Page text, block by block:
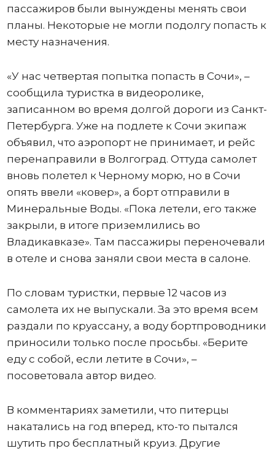
пассажиров были вынуждены менять свои
планы. Некоторые не могли подолгу попасть к
месту назначения.
«У нас четвертая попытка попасть в Сочи», –
сообщила туристка в видеоролике,
записанном во время долгой дороги из Санкт-
Петербурга. Уже на подлете к Сочи экипаж
объявил, что аэропорт не принимает, и рейс
перенаправили в Волгоград. Оттуда самолет
вновь полетел к Черному морю, но в Сочи
опять ввели «ковер», а борт отправили в
Минеральные Воды. «Пока летели, его также
закрыли, в итоге приземлились во
Владикавказе». Там пассажиры переночевали
в отеле и снова заняли свои места в салоне.
По словам туристки, первые 12 часов из
самолета их не выпускали. За это время всем
раздали по круассану, а воду бортпроводники
приносили только после просьбы. «Берите
еду с собой, если летите в Сочи», –
посоветовала автор видео.
В комментариях заметили, что питерцы
накатались на год вперед, кто-то пытался
шутить про бесплатный круиз. Другие